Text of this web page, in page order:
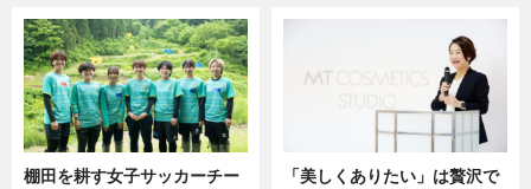
棚田を耕す女子サッカーチー
「美しくありたい」は贅沢で